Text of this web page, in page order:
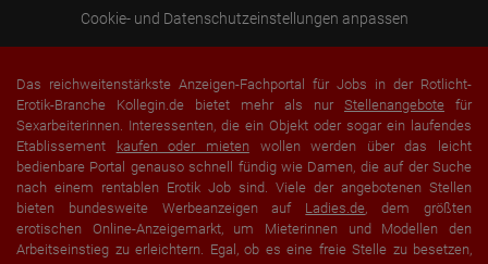
Cookie- und Datenschutzeinstellungen anpassen
Das reichweitenstärkste Anzeigen-Fachportal für Jobs in der Rotlicht-
Erotik-Branche Kollegin.de bietet mehr als nur Stellenangebote für
Sexarbeiterinnen. Interessenten, die ein Objekt oder sogar ein laufendes
Etablissement
kaufen oder mieten wollen werden über das leicht
bedienbare Portal genauso schnell fündig wie Damen, die auf der Suche
nach einem rentablen Erotik Job sind. Viele der angebotenen Stellen
bieten bundesweite Werbeanzeigen auf Ladies.de, dem größten
erotischen Online-Anzeigemarkt, um Mieterinnen und Modellen den
Arbeitseinstieg zu erleichtern. Egal, ob es eine freie Stelle zu besetzen,